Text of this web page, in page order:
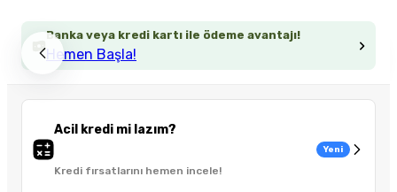
Banka veya kredi kartı ile ödeme avantajı!
Hemen Başla!
Acil kredi mi lazım?
Kredi fırsatlarını hemen incele!
Yeni